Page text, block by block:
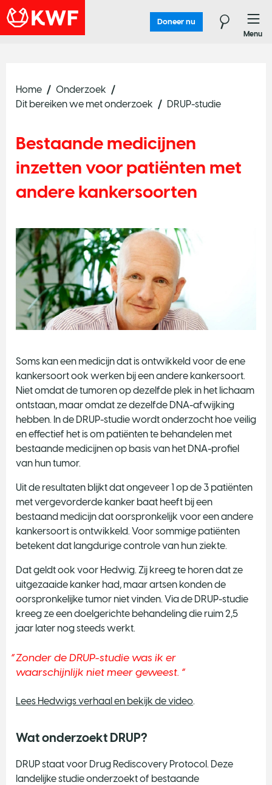
Doneer nu
Menu
Home
Onderzoek
Dit bereiken we met onderzoek
DRUP-studie
Bestaande medicijnen
inzetten voor patiënten met
andere kankersoorten
Soms kan een medicijn dat is ontwikkeld voor de ene
kankersoort ook werken bij een andere kankersoort.
Niet omdat de tumoren op dezelfde plek in het lichaam
ontstaan, maar omdat ze dezelfde DNA-afwijking
hebben. In de DRUP-studie wordt onderzocht hoe veilig
en effectief het is om patiënten te behandelen met
bestaande medicijnen op basis van het DNA-profiel
van hun tumor.
Uit de resultaten blijkt dat ongeveer 1 op de 3 patiënten
met vergevorderde kanker baat heeft bij een
bestaand medicijn dat oorspronkelijk voor een andere
kankersoort is ontwikkeld. Voor sommige patiënten
betekent dat langdurige controle van hun ziekte.
Dat geldt ook voor Hedwig. Zij kreeg te horen dat ze
uitgezaaide kanker had, maar artsen konden de
oorspronkelijke tumor niet vinden. Via de DRUP-studie
kreeg ze een doelgerichte behandeling die ruim 2,5
jaar later nog steeds werkt.
Zonder de DRUP-studie was ik er
waarschijnlijk niet meer geweest.
Lees Hedwigs verhaal en bekijk de video.
Wat onderzoekt DRUP?
DRUP staat voor Drug Rediscovery Protocol. Deze
landelijke studie onderzoekt of bestaande